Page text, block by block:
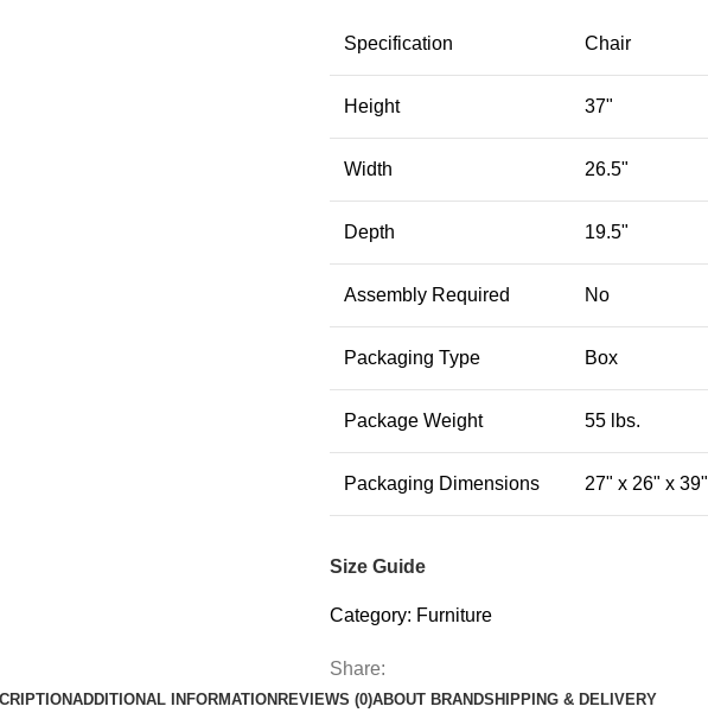
Specification Chair
Height 37"
Width 26.5"
Depth 19.5"
Assembly Required No
Packaging Type Box
Package Weight 55 lbs.
Packaging Dimensions 27" x 26" x 39"
Size Guide
Category: Furniture
Share:
ADDITIONAL INFORMATION REVIEWS (0)ABOUT BRANDSHIPPING & DELIVERY